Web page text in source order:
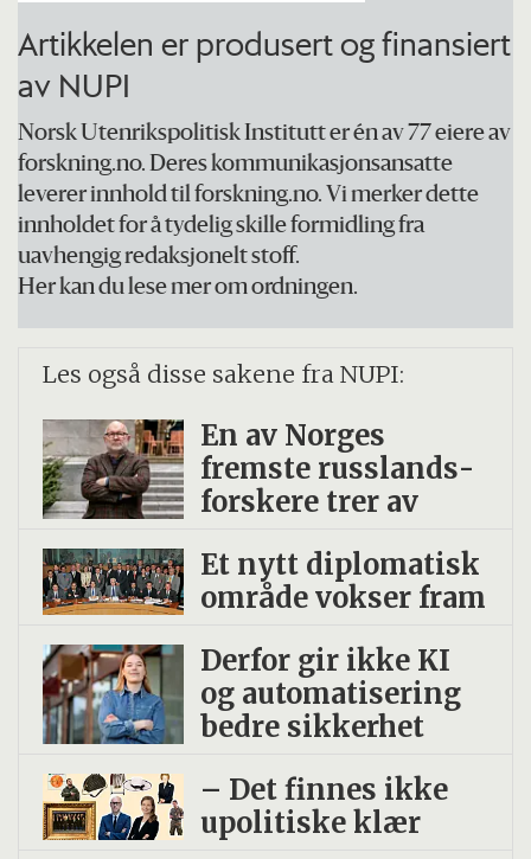
Artikkelen er produsert og finansiert
av NUPI
Norsk Utenrikspolitisk Institutt er én av 77 eiere av
forskning.no. Deres kommunikasjonsansatte
leverer innhold til forskning.no. Vi merker dette
innholdet for å tydelig skille formidling fra
uavhengig redaksjonelt stoff.
Her kan du lese mer om ordningen.
Les også disse sakene fra NUPI:
En av Norges
fremste russlands­
forskere trer av
Et nytt diplomatisk
område vokser fram
Derfor gir ikke KI
og automatisering
bedre sikkerhet
– Det finnes ikke
upolitiske klær